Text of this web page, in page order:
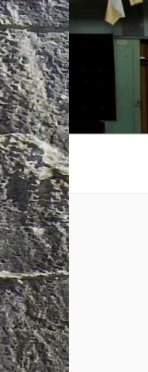
Zum
Inhalt
springen